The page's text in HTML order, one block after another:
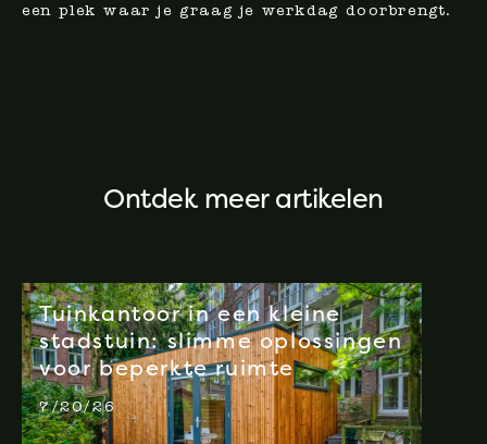
een plek waar je graag je werkdag doorbrengt.
Ontdek meer artikelen
Tuinkantoor in een kleine
stadstuin: slimme oplossingen
voor beperkte ruimte
7/20/26